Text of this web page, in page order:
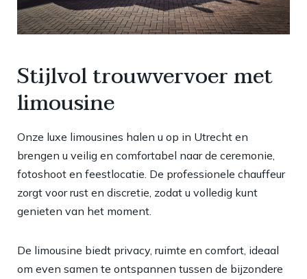
Stijlvol trouwvervoer met
limousine
Onze luxe limousines halen u op in Utrecht en
brengen u veilig en comfortabel naar de ceremonie,
fotoshoot en feestlocatie. De professionele chauffeur
zorgt voor rust en discretie, zodat u volledig kunt
genieten van het moment.
De limousine biedt privacy, ruimte en comfort, ideaal
om even samen te ontspannen tussen de bijzondere